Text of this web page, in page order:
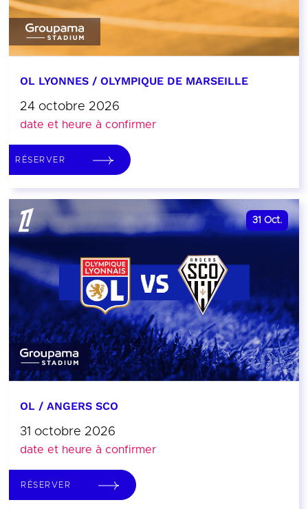
OL LYONNES / OLYMPIQUE DE MARSEILLE
24 octobre 2026
date et heure à confirmer
RÉSERVER
31 Oct.
OL / ANGERS SCO
31 octobre 2026
date et heure à confirmer
RÉSERVER